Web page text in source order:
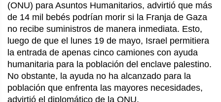
(ONU) para Asuntos Humanitarios, advirtió que más
de 14 mil bebés podrían morir si la Franja de Gaza
no recibe suministros de manera inmediata. Esto,
luego de que el lunes 19 de mayo, Israel permitiera
la entrada de apenas cinco camiones con ayuda
humanitaria para la población del enclave palestino.
No obstante, la ayuda no ha alcanzado para la
población que enfrenta las mayores necesidades,
advirtió el diplomático de la ONU.